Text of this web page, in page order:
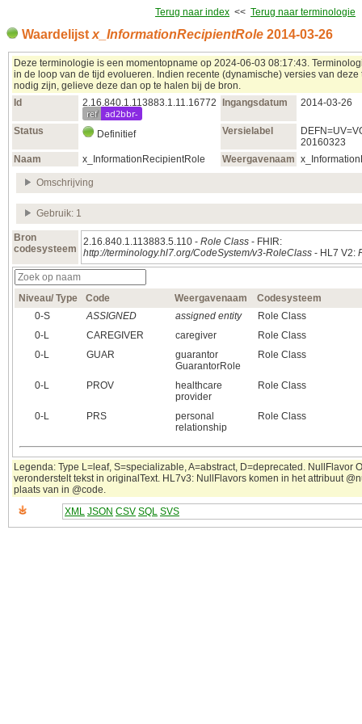
Terug naar index << Terug naar terminologie
Waardelijst x_InformationRecipientRole 2014‑03‑26
Deze terminologie is een momentopname op 2024‑06‑03 08:17:43.
in de loop van de tijd evolueren. Indien recente (dynamische) versies van
nodig zijn, gelieve deze dan op te halen bij de bron.
Id
2.16.840.1.113883.1.11.16772
ref ad2bbr-
Ingangsdatum 2014‑03‑26
Status Definitief Versielabel
20160323
Naam
x_InformationRecipientRole Weergavenaam
Omschrijving
Gebruik: 1
Bron
codesysteem
2.16.840.1.113883.5.110 - Role Class - FHIR:
http://terminology.hl7.org/CodeSystem/v3-RoleClass - HL7 V2:
Niveau/ Type Code Weergavenaam
Codesysteem
0‑S
ASSIGNED assigned entity
Role Class
0‑L
CAREGIVER caregiver
Role Class
0‑L
GUAR
guarantor
GuarantorRole
Role Class
0‑L PROV
healthcare
provider
Role Class
0‑L PRS
personal
relationship
Role Class
Legenda: Type L=leaf, S=specializable, A=abstract, D=deprecated. NullFlavor
veronderstelt tekst in originalText. HL7v3: NullFlavors komen in het attribuut
plaats van in @code.
XML JSON CSV SQL SVS